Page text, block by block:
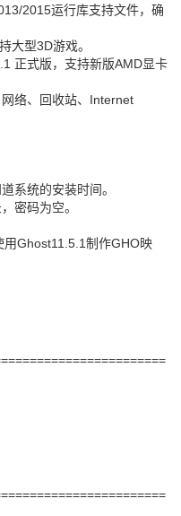
2015运行库支持文件，确
大型3D游戏。
正式版，支持新版AMD显卡
络、回收站、Internet
系统的安装时间。
密码为空。
Ghost11.5.1制作GHO映